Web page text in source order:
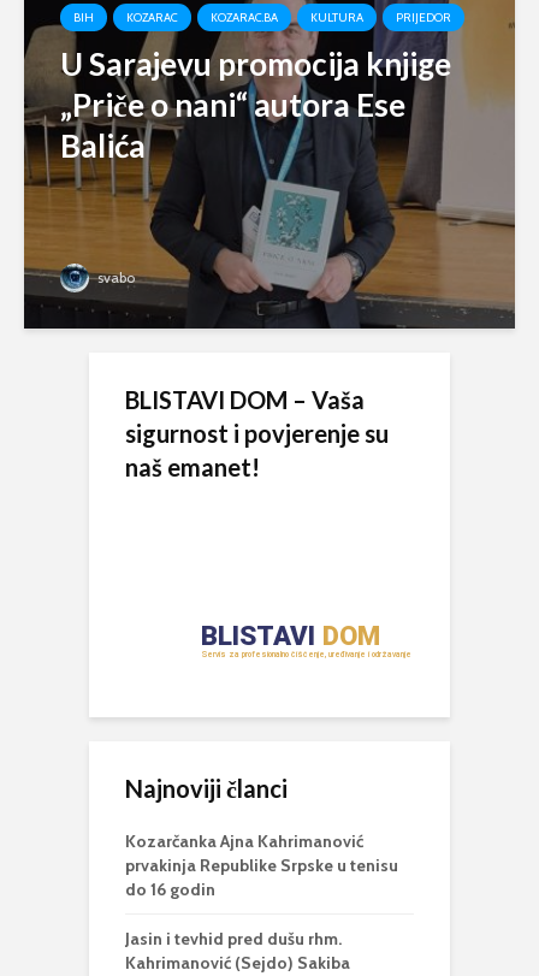
BIH KOZARAC KOZARAC.BA KULTURA PRIJEDOR
U Sarajevu promocija knjige
„Priče o nani“ autora Ese
Balića
svabo
BLISTAVI DOM – Vaša
sigurnost i povjerenje su
naš emanet!
Najnoviji članci
Kozarčanka Ajna Kahrimanović
prvakinja Republike Srpske u tenisu
do 16 godin
Jasin i tevhid pred dušu rhm.
Kahrimanović (Sejdo) Sakiba